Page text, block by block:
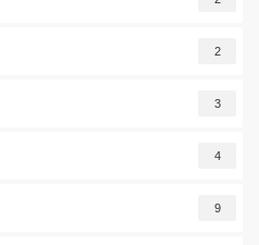
2
3
4
9